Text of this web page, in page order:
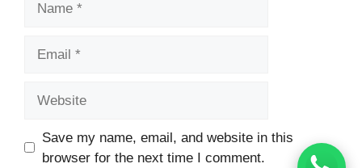
Save my name, email, and website in this
browser for the next time I comment.